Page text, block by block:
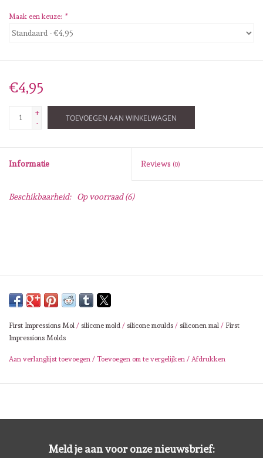
Lint
schudmateriaal
Lesia Zgharda
OLO Markers
Impronte D'autore
Uitverkoop
Maak een keuze: *
€4,95
+
-
TOEVOEGEN AAN WINKELWAGEN
Informatie Reviews (0)
Beschikbaarheid: Op voorraad(6)
First Impressions Mol / silicone mold / silicone moulds / siliconen mal / First
Impressions Molds
Aan verlanglijst toevoegen / Toevoegen om te vergelijken / Afdrukken
Meld je aan voor onze nieuwsbrief: